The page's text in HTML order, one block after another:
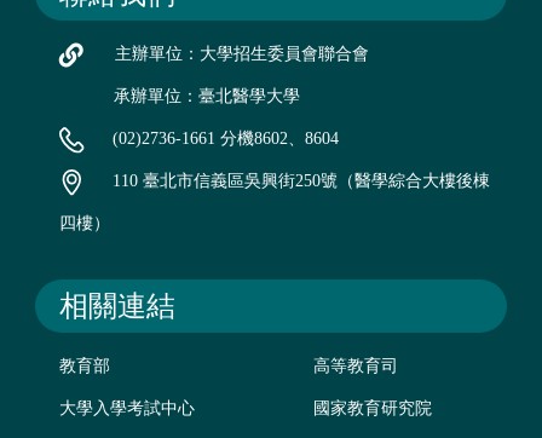
主辦單位：大學招生委員會聯合會
承辦單位：臺北醫學大學
(02)2736-1661 分機8602、8604
110 臺北市信義區吳興街250號（醫學綜合大樓後棟
四樓）
相關連結
教育部 高等教育司
大學入學考試中心 國家教育研究院